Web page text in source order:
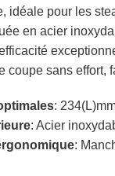
idéale pour les
en acier
coupe sans effort,
:
: Acier
: